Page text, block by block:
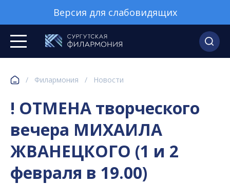
Версия для слабовидящих
/ Филармония / Новости
! ОТМЕНА творческого
вечера МИХАИЛА
ЖВАНЕЦКОГО (1 и 2
февраля в 19.00)